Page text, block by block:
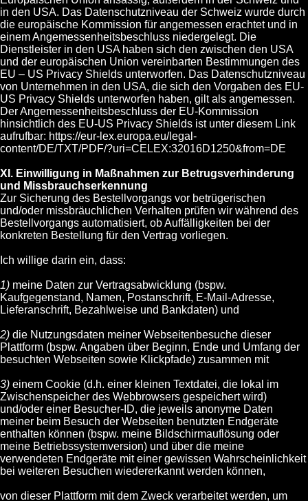
in den USA. Das Datenschutzniveau der Schweiz wurde durch
die europäische Kommission für angemessen erachtet und in
einem Angemessenheitsbeschluss niedergelegt. Die
Dienstleister in den USA haben sich den zwischen den USA
und der europäischen Union vereinbarten Bestimmungen des
EU – US Privacy Shields unterworfen. Das Datenschutzniveau
von Unternehmen in den USA, die sich den Vorgaben des EU-
US Privacy Shields unterworfen haben, gilt als angemessen.
Der Angemessenheitsbeschluss der EU-Kommission
hinsichtlich des EU-US Privacy Shields ist unter diesem Link
aufrufbar: https://eur-lex.europa.eu/legal-
content/DE/TXT/PDF/?uri=CELEX:32016D1250&from=DE
XI. Einwilligung in Maßnahmen zur Betrugsverhinderung
und Missbrauchserkennung
Zur Sicherung des Bestellvorgangs vor betrügerischen
und/oder missbräuchlichen Verhalten prüfen wir während des
Bestellvorgangs automatisiert, ob Auffälligkeiten bei der
konkreten Bestellung für den Vertrag vorliegen.
Ich willige darin ein, dass:
1) meine Daten zur Vertragsabwicklung (bspw.
Kaufgegenstand, Namen, Postanschrift, E-Mail-Adresse,
Lieferanschrift, Bezahlweise und Bankdaten) und
2) die Nutzungsdaten meiner Webseitenbesuche dieser
Plattform (bspw. Angaben über Beginn, Ende und Umfang der
besuchten Webseiten sowie Klickpfade) zusammen mit
3) einem Cookie (d.h. einer kleinen Textdatei, die lokal im
Zwischenspeicher des Webbrowsers gespeichert wird)
und/oder einer Besucher-ID, die jeweils anonyme Daten
meiner beim Besuch der Webseiten benutzten Endgeräte
enthalten können (bspw. meine Bildschirmauflösung oder
meine Betriebssystemversion) und über die meine
verwendeten Endgeräte mit einer gewissen Wahrscheinlichkeit
bei weiteren Besuchen wiedererkannt werden können,
von dieser Plattform mit dem Zweck verarbeitet werden, um